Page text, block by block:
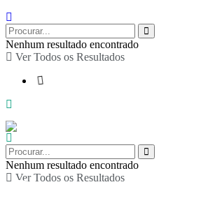
Nenhum resultado encontrado
Ver Todos os Resultados
Nenhum resultado encontrado
Ver Todos os Resultados
Concerto “Sons